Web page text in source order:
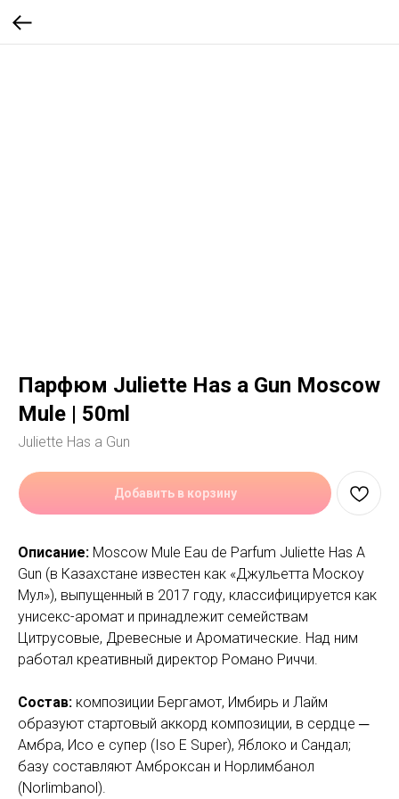
Парфюм Juliette Has a Gun Moscow
Mule | 50ml
Juliette Has a Gun
Добавить в корзину
Описание: Moscow Mule Eau de Parfum Juliette Has A
Gun (в Казахстане известен как «Джульетта Москоу
Мул»), выпущенный в 2017 году, классифицируется как
унисекс-аромат и принадлежит семействам
Цитрусовые, Древесные и Ароматические. Над ним
работал креативный директор Романо Риччи.
Состав: композиции Бергамот, Имбирь и Лайм
образуют стартовый аккорд композиции, в сердце ─
Амбра, Исо е супер (Iso E Super), Яблоко и Сандал;
базу составляют Амброксан и Норлимбанол
(Norlimbanol).